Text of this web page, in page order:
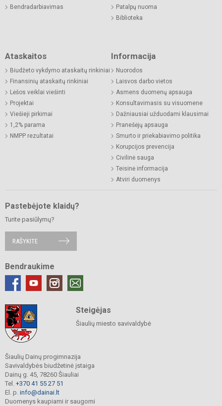
Bendradarbiavimas
Patalpų nuoma
Biblioteka
Ataskaitos
Biudžeto vykdymo ataskaitų rinkiniai
Finansinių ataskaitų rinkiniai
Lėšos veiklai viešinti
Projektai
Viešieji pirkimai
1,2% parama
NMPP rezultatai
Informacija
Nuorodos
Laisvos darbo vietos
Asmens duomenų apsauga
Konsultavimasis su visuomene
Dažniausiai užduodami klausimai
Pranešėjų apsauga
Smurto ir priekabiavimo politika
Korupcijos prevencija
Civilinė sauga
Teisinė informacija
Atviri duomenys
Pastebėjote klaidų?
Turite pasiūlymų?
RAŠYKITE
Bendraukime
Steigėjas
Šiaulių miesto savivaldybė
Šiaulių Dainų progimnazija
Savivaldybės biudžetinė įstaiga
Dainų g. 45, 78260 Šiauliai
Tel. +370 41 55 27 51
El. p. info@dainai.lt
Duomenys kaupiami ir saugomi